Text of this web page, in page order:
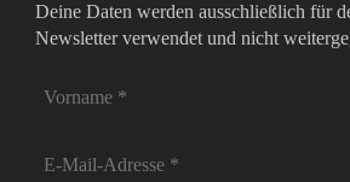
Deine Daten werden ausschließlich für
Newsletter verwendet und nicht